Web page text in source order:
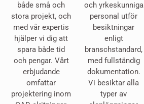
både små och
stora projekt, och
med vår expertis
hjälper vi dig att
spara både tid
och pengar. Vårt
erbjudande
omfattar
projektering inom
och yrkeskunniga
personal utför
besiktningar
enligt
branschstandard,
med fullständig
dokumentation.
Vi besiktar alla
typer av